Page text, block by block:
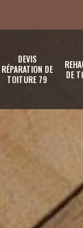
DEVIS
RÉPARATION DE
TOITURE 79
DE